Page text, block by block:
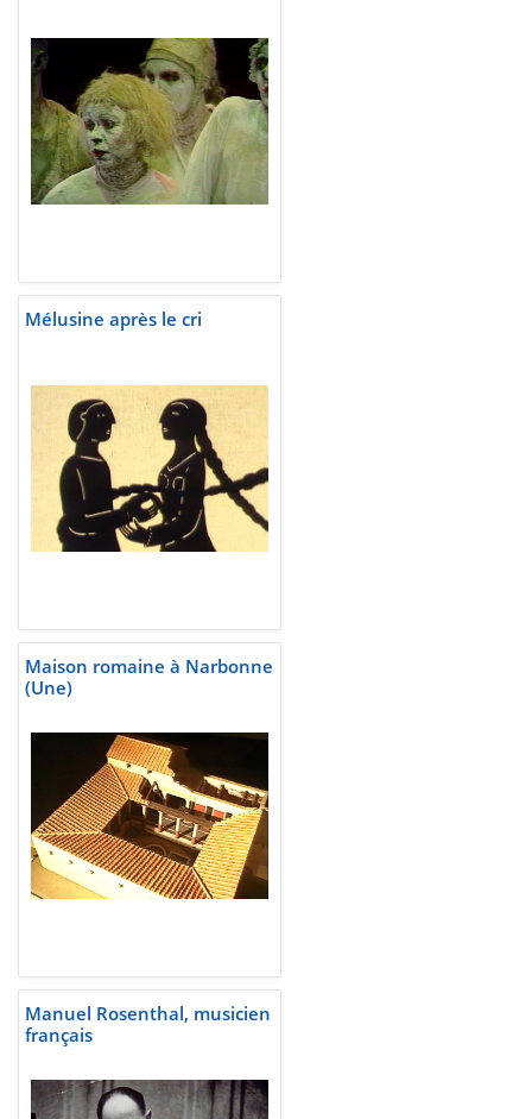
Mélusine après le cri
Maison romaine à Narbonne
(Une)
Manuel Rosenthal, musicien
français